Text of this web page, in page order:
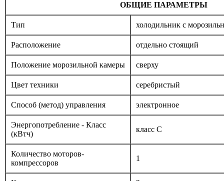
ОБЩИЕ ПАРАМЕТРЫ
Тип холодильник с
Расположение отдельно стоящий
Положение морозильной камеры сверху
Цвет техники серебристый
Способ (метод) управления электронное
Энергопотребление - Класс
(кВтч)
класс C
Количество моторов-
компрессоров
1